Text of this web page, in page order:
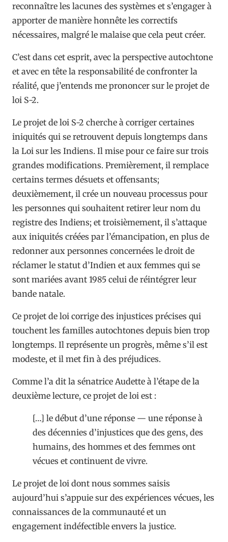
reconnaître les lacunes des systèmes et s’engager à
apporter de manière honnête les correctifs
nécessaires, malgré le malaise que cela peut créer.
C’est dans cet esprit, avec la perspective autochtone
et avec en tête la responsabilité de confronter la
réalité, que j’entends me prononcer sur le projet de
loi S-2.
Le projet de loi S-2 cherche à corriger certaines
iniquités qui se retrouvent depuis longtemps dans
la Loi sur les Indiens. Il mise pour ce faire sur trois
grandes modifications. Premièrement, il remplace
certains termes désuets et offensants;
deuxièmement, il crée un nouveau processus pour
les personnes qui souhaitent retirer leur nom du
registre des Indiens; et troisièmement, il s’attaque
aux iniquités créées par l’émancipation, en plus de
redonner aux personnes concernées le droit de
réclamer le statut d’Indien et aux femmes qui se
sont mariées avant 1985 celui de réintégrer leur
bande natale.
Ce projet de loi corrige des injustices précises qui
touchent les familles autochtones depuis bien trop
longtemps. Il représente un progrès, même s’il est
modeste, et il met fin à des préjudices.
Comme l’a dit la sénatrice Audette à l’étape de la
deuxième lecture, ce projet de loi est :
[…] le début d’une réponse — une réponse à
des décennies d’injustices que des gens, des
humains, des hommes et des femmes ont
vécues et continuent de vivre.
Le projet de loi dont nous sommes saisis
aujourd’hui s’appuie sur des expériences vécues, les
connaissances de la communauté et un
engagement indéfectible envers la justice.